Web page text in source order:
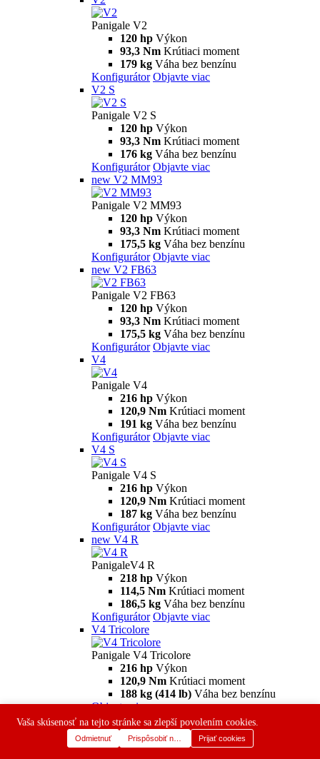
Panigale
V2
Panigale V2
120 hp Výkon
93,3 Nm Krútiaci moment
Konfigurátor
V2 S
Panigale V2 S
120 hp Výkon
93,3 Nm Krútiaci moment
Konfigurátor
newV2 MM93
Panigale V2 MM93
120 hp Výkon
93,3 Nm Krútiaci moment
175,5 kg
Konfigurátor
newV2 FB63
Panigale V2 FB63
120 hp Výkon
93,3 Nm Krútiaci moment
175,5 kg
Konfigurátor Objavte viac
V4
Panigale V4
216 hp Výkon
120,9 Nm Krútiaci moment
191 kg Váha bez benzínu
Konfigurátor
Objavte viac
V4 S
Vaša skúsenosť na tejto stránke sa zlepší povolením cookies.
Odmietnuť Prispôsobiť nastaveniaPrijať cookies